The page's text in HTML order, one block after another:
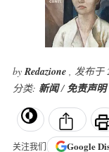
byRedazione , 发布于
分类: 新闻/免责声明
关注我们 Google